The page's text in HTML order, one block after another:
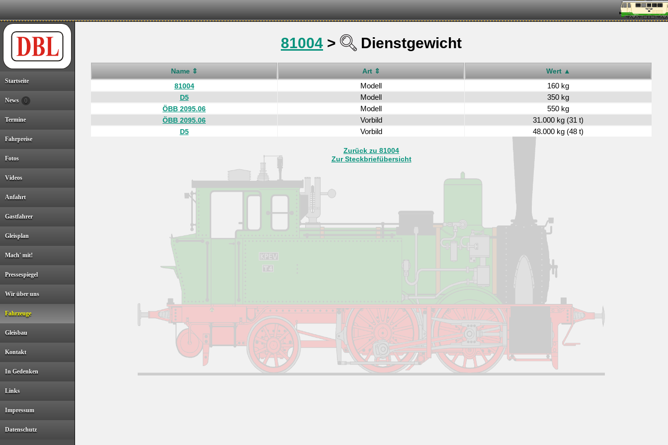
Startseite
News 0
Termine
Fahrpreise
Fotos
Videos
Anfahrt
Gastfahrer
Gleisplan
Mach' mit!
Pressespiegel
Wir über uns
Fahrzeuge
Gleisbau
Kontakt
In Gedenken
Links
Impressum
Datenschutz
81004 > Dienstgewicht
Name ⇕ Art ⇕
Wert ▲
81004
Modell 160 kg
D5 Modell 350 kg
ÖBB 2095.06 Modell 550 kg
ÖBB 2095.06 Vorbild 31.000 kg (31 t)
D5 Vorbild 48.000 kg (48 t)
Zurück zu 81004
Zur Steckbriefübersicht